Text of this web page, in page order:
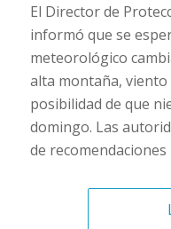
El Director de
informó que se
meteorológico
alta montaña, viento
posibilidad de que
domingo. Las
de